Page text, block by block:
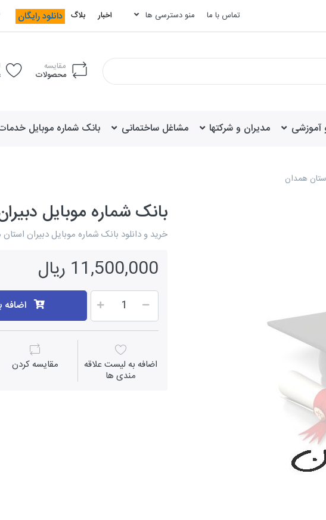
تماس با ما منو دسترسی ها اخبار بلاگ دانلود رایگان
مقایسه
محصولات
آموزشی مدیران و شرکتها مشاغل ساختمانی بانک شماره موبایل
همدان
بانک شماره موبایل
خرید و دانلود بانک شماره موبایل دبیران
11,500,000 ریال
اضافه به لیست علاقه
مندی ها
مقايسه كردن